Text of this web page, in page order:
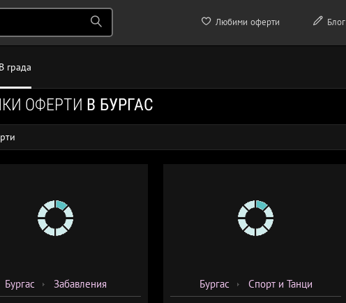
Любими оферти Блог
В града
ОФЕРТИ В БУРГАС
Бургас Забавления Бургас Спорт и Танци